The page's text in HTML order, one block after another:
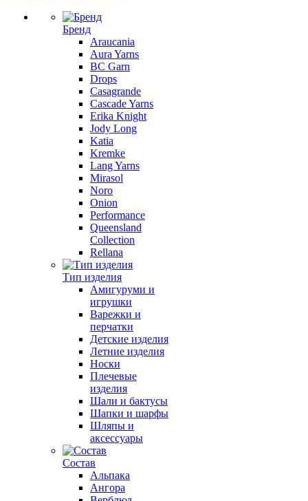
Бренд
Araucania
Aura Yarns
BC Garn
Drops
Casagrande
Cascade Yarns
Erika Knight
Jody Long
Katia
Kremke
Lang Yarns
Mirasol
Noro
Onion
Performance
Queensland
Collection
Rellana
Тип изделия
Амигуруми и
игрушки
Варежки и
перчатки
Детские изделия
Летние изделия
Носки
Плечевые
изделия
Шали и бактусы
Шапки и шарфы
Шляпы и
аксессуары
Состав
Альпака
Ангора